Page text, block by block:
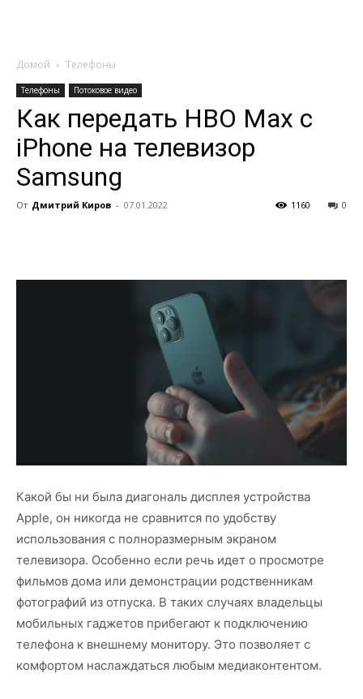
Домой Tелефоны
Tелефоны Потоковое видео
Как передать HBO Max с
iPhone на телевизор
Samsung
От Дмитрий Киров - 07.01.2022 0
1160
Какой бы ни была диагональ дисплея устройства
Apple, он никогда не сравнится по удобству
использования с полноразмерным экраном
телевизора. Особенно если речь идет о просмотре
фильмов дома или демонстрации родственникам
фотографий из отпуска. В таких случаях владельцы
мобильных гаджетов прибегают к подключению
телефона к внешнему монитору. Это позволяет с
комфортом наслаждаться любым медиаконтентом.